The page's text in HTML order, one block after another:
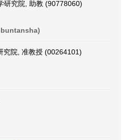
研究院, 助教 (90778060)
究院, 准教授 (00264101)